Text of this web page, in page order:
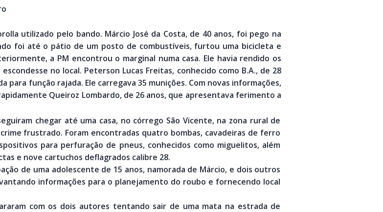
utilizado pelo bando. Márcio José da Costa, de 40 anos, foi pego na
foi até o pátio de um posto de combustíveis, furtou uma bicicleta e
a PM encontrou o marginal numa casa. Ele havia rendido os
no local. Peterson Lucas Freitas, conhecido como B.A., de 28
para função rajada. Ele carregava 35 munições. Com novas informações,
Queiroz Lombardo, de 26 anos, que apresentava ferimento a
chegar até uma casa, no córrego São Vicente, na zona rural de
frustrado. Foram encontradas quatro bombas, cavadeiras de ferro
para perfuração de pneus, conhecidos como miguelitos, além
e nove cartuchos deflagrados calibre 28.
de uma adolescente de 15 anos, namorada de Márcio, e dois outros
informações para o planejamento do roubo e fornecendo local
com os dois autores tentando sair de uma mata na estrada de